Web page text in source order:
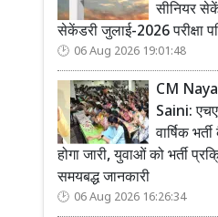
सीनियर
सेकेंडरी जुलाई-2026 परीक्षा
06 Aug 2026 19:01:48
CM
Saini:
वार्षिक
होगा जारी, युवाओं को भर्ती
समयबद्ध जानकारी
06 Aug 2026 16:26:34